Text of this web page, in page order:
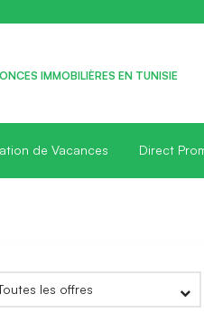
IMMOBILIÈRES EN TUNISIE
de Vacances Direct